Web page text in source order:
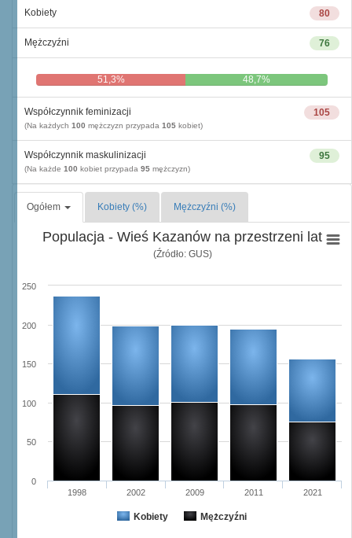
80
Kobiety
76
Mężczyźni
51,3% 48,7%
105
Współczynnik feminizacji
(Na każdych 100 mężczyzn przypada 105 kobiet)
95
Współczynnik maskulinizacji
(Na każde 100 kobiet przypada 95 mężczyzn)
Ogółem Kobiety (%) Mężczyźni (%)
Populacja - Wieś Kazanów na przestrzeni lat
(Źródło: GUS)
Kobiety Mężczyźni
1998 2002 2009 2011 2021
0
50
100
150
200
250